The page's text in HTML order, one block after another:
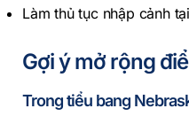
Làm thủ tục nhập cảnh
Gợi ý mở rộng
Trong tiểu bang